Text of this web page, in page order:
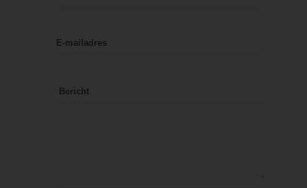
E-mailadres
Bericht